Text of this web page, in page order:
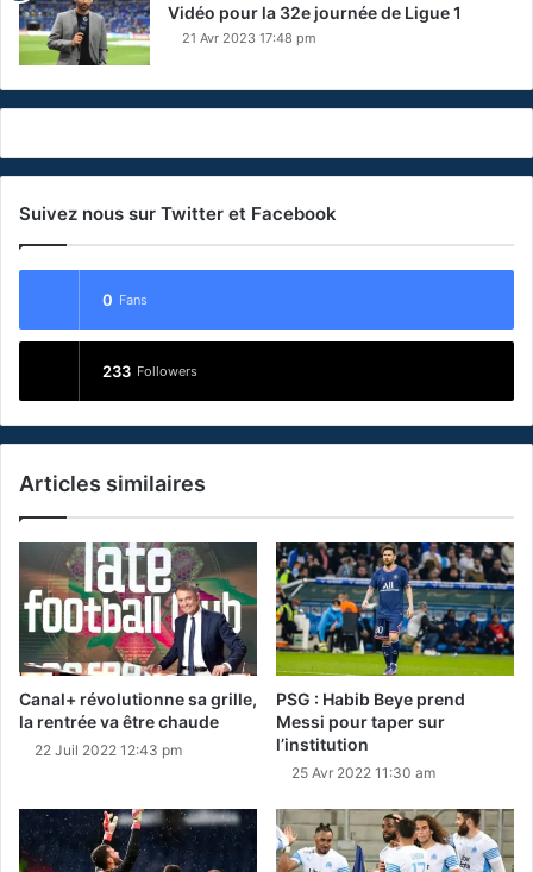
Vidéo pour la 32e journée de Ligue 1
21 Avr 2023 17:48 pm
Suivez nous sur Twitter et Facebook
0 Fans
233 Followers
Articles similaires
Canal+ révolutionne sa grille,
la rentrée va être chaude
22 Juil 2022 12:43 pm
PSG : Habib Beye prend
Messi pour taper sur
l’institution
25 Avr 2022 11:30 am